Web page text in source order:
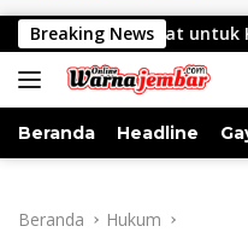
Langsung
ke
konten
Breaking News
Ace yang Telah Resmi
Beranda Headline
Beranda Hukum